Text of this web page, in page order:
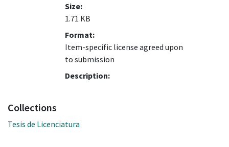
Size:
1.71 KB
Format:
Item-specific license agreed upon
to submission
Description:
Collections
Tesis de Licenciatura